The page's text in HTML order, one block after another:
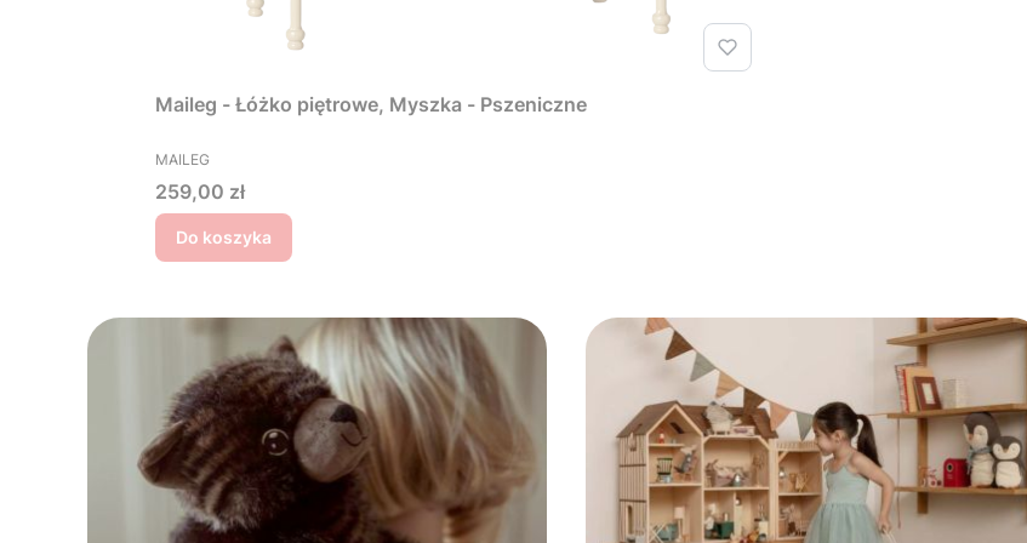
Maileg - Łóżko piętrowe, Myszka - Pszeniczne
PRODUCENT
MAILEG
Cena
259,00 zł
Do koszyka